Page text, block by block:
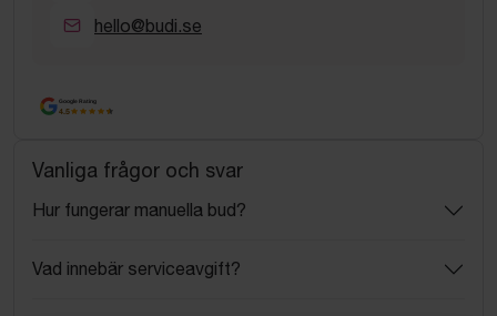
hello@budi.se
Google Rating
4.5
Vanliga frågor och svar
Hur fungerar manuella bud?
Vad innebär serviceavgift?